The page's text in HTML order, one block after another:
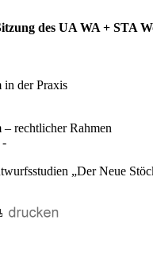
des UA WA + STA
in der Praxis
rechtlicher Rahmen
-
„Der Neue